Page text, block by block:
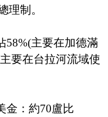
理制。
58%(主要在加德滿
要在台拉河流域使
金：約70盧比